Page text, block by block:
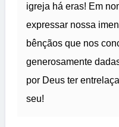
igreja há eras! Em
expressar nossa
bênçãos que nos
generosamente
por Deus ter
seu!